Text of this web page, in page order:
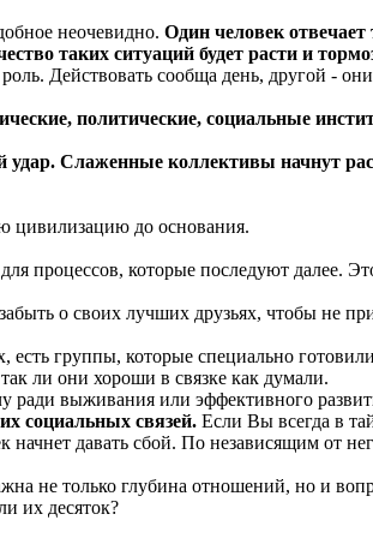
неочевидно. Один человек
таких ситуаций будет расти и
Действовать сообща день, другой -
политические, социальные
удар. Слаженные коллективы начнут
цивилизацию до основания.
процессов, которые последуют далее.
о своих лучших друзьях, чтобы не
группы, которые специально
ли они хороши в связке как думали.
ради выживания или эффективного
социальных связей. Если Вы всегда в
начнет давать сбой. По независящим от
не только глубина отношений, но и
их десяток?